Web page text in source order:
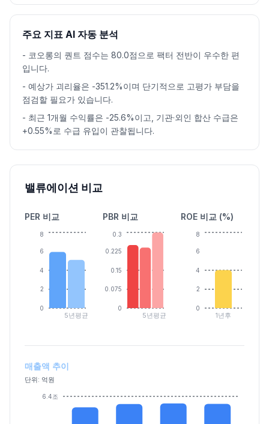
주요 지표 AI 자동 분석
- 코오롱의 퀀트 점수는 80.0점으로 팩터 전반이 우수한 편
입니다.
- 예상가 괴리율은 -351.2%이며 단기적으로 고평가 부담을
점검할 필요가 있습니다.
- 최근 1개월 수익률은 -25.6%이고, 기관·외인 합산 수급은
+0.55%로 수급 유입이 관찰됩니다.
밸류에이션 비교
PER 비교
5년평균
0
2
4
6
8
PBR 비교
5년평균
0
0.075
0.15
0.225
0.3
ROE 비교 (%)
1년후
0
2
4
6
8
매출액 추이
단위: 억원
6.4조